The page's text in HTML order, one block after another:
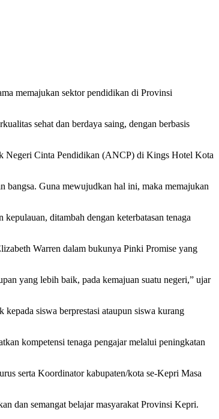
memajukan sektor pendidikan di Provinsi
sehat dan berdaya saing, dengan berbasis
Negeri Cinta Pendidikan (ANCP) di Kings Hotel Kota
bangsa. Guna mewujudkan hal ini, maka memajukan
ditambah dengan keterbatasan tenaga
Warren dalam bukunya Pinki Promise yang
yang lebih baik, pada kemajuan suatu negeri,” ujar
siswa berprestasi ataupun siswa kurang
kompetensi tenaga pengajar melalui peningkatan
serta Koordinator kabupaten/kota se-Kepri Masa
dan semangat belajar masyarakat Provinsi Kepri.